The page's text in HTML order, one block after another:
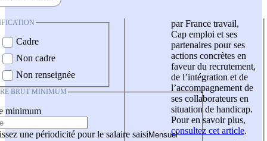
Cadre
Non cadre
Non renseignée
BRUT MINIMUM
minimum
une périodicité pour le salaire saisi
par France travail,
Cap emploi et ses
partenaires pour ses
actions concrètes en
faveur du recrutement,
de l’intégration et de
l’accompagnement de
ses collaborateurs en
situation de handicap.
Pour en savoir plus,
consultez cet article.